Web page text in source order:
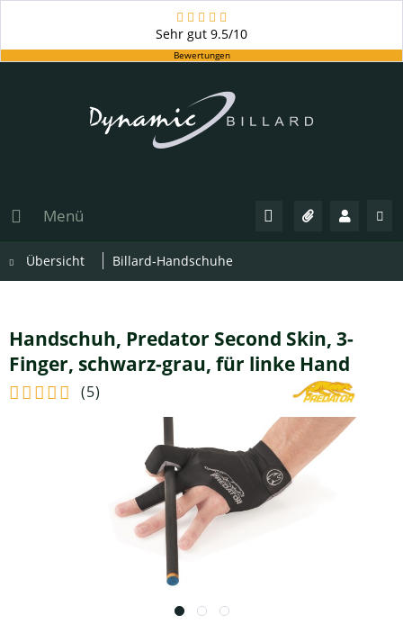
Sehr gut 9.5/10
Bewertungen
Menü
Übersicht Billard-Handschuhe
Handschuh, Predator Second Skin, 3-
Finger, schwarz-grau, für linke Hand
(5)